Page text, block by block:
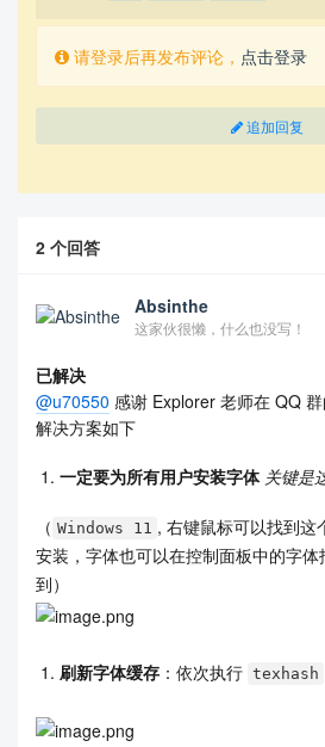
请登录后再发布评论， 点击登录
追加回复
2 个回答
Absinthe
这家伙很懒，什么也没写！
已解决
@u70550 感谢 Explorer 老师在 QQ
解决方案如下
一定要为所有用户安装字体 关键是
（ Windows 11 , 右键鼠标可以找到这
安装，字体也可以在控制面板中的字体
到）
刷新字体缓存：依次执行 texhash